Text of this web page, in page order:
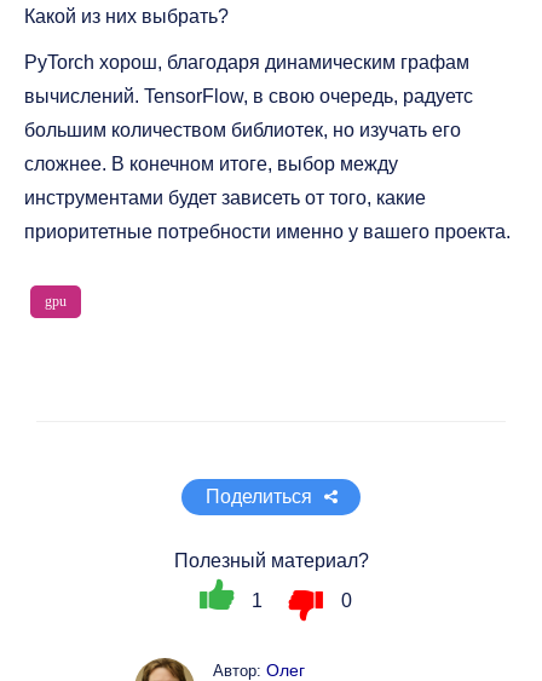
Какой из них выбрать?
PyTorch хорош, благодаря динамическим графам
вычислений. TensorFlow, в свою очередь, радуетс
большим количеством библиотек, но изучать его
сложнее. В конечном итоге, выбор между
инструментами будет зависеть от того, какие
приоритетные потребности именно у вашего проекта.
gpu
Поделиться
Полезный материал?
1
0
Автор: Олег